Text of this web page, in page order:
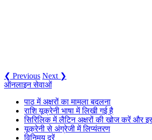
❮ Previous Next ❯
ऑनलाइन सेवाओं
पाठ में अक्षरों का मामला बदलना
राशि यूक्रेनी भाषा में लिखी गई है
सिरिलिक में लैटिन अक्षरों की खोज करें और
यूक्रेनी से अंग्रेजी में लिप्यंतरण
विनिमय दरें